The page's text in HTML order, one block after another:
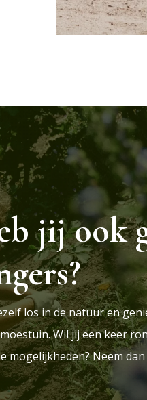
jij ook
los in de natuur en
Wil jij een keer
mogelijkheden? Neem